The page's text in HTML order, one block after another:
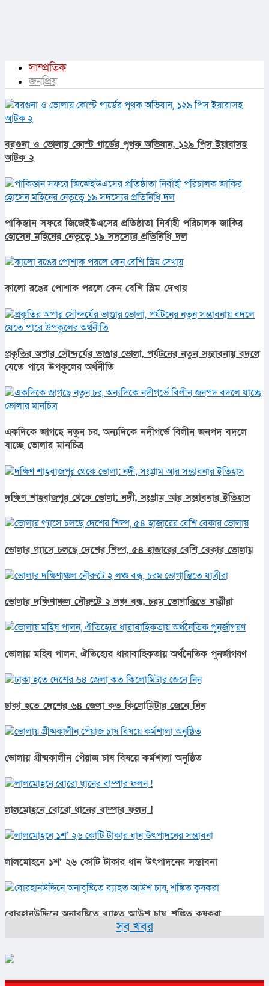
সাম্প্রতিক
জনপ্রিয়
বরগুনা ও ভোলায় কোস্ট গার্ডের পৃথক অভিযান, ১২৯ পিস ইয়াবাসহ
আটক ২
পাকিস্তান সফরে জিজেইউএসের প্রতিষ্ঠাতা নির্বাহী পরিচালক জাকির
হোসেন মহিনের নেতৃত্বে ১৯ সদস্যের প্রতিনিধি দল
কালো রঙের পোশাক পরলে কেন বেশি স্লিম দেখায়
প্রকৃতির অপার সৌন্দর্যের ভাণ্ডার ভোলা, পর্যটনের নতুন সম্ভাবনায় বদলে
যেতে পারে উপকূলের অর্থনীতি
একদিকে জাগছে নতুন চর, অন্যদিকে নদীগর্ভে বিলীন জনপদ বদলে
যাচ্ছে ভোলার মানচিত্র
দক্ষিণ শাহবাজপুর থেকে ভোলা: নদী, সংগ্রাম আর সম্ভাবনার ইতিহাস
ভোলার গ্যাসে চলছে দেশের শিল্প, ৫৪ হাজারের বেশি বেকার ভোলায়
ভোলার দক্ষিণাঞ্চল নৌরুটে ২ লঞ্চ বন্ধ, চরম ভোগান্তিতে যাত্রীরা
ভোলায় মহিষ পালন, ঐতিহ্যের ধারাবাহিকতায় অর্থনৈতিক পুনর্জাগরণ
ঢাকা হতে দেশের ৬৪ জেলা কত কিলোমিটার জেনে নিন
ভোলায় গ্রীষ্মকালীন পেঁয়াজ চাষ বিষয়ে কর্মশালা অনুষ্ঠিত
লালমোহনে বোরো ধানের বাম্পার ফলন !
লালমোহনে ১শ’ ২৬ কোটি টাকার ধান উৎপাদনের সম্ভাবনা
বোরহানউদ্দিনে অনাবৃষ্টিতে ব্যাহত আউশ চাষ, শঙ্কিত কৃষকরা
সব খবর